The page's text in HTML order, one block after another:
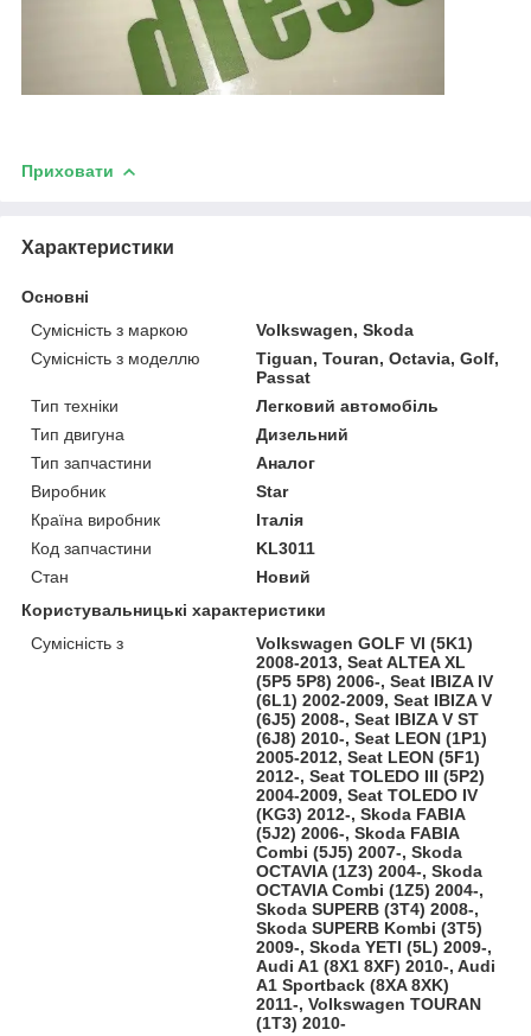
Приховати
Характеристики
Основні
Сумісність з маркою
Volkswagen, Skoda
Сумісність з моделлю
Tiguan, Touran, Octavia, Golf,
Passat
Тип техніки
Легковий автомобіль
Тип двигуна
Дизельний
Тип запчастини
Аналог
Виробник
Star
Країна виробник
Італія
Код запчастини
KL3011
Стан
Новий
Користувальницькі характеристики
Сумісність з
Volkswagen GOLF VI (5K1)
2008-2013, Seat ALTEA XL
(5P5 5P8) 2006-, Seat IBIZA IV
(6L1) 2002-2009, Seat IBIZA V
(6J5) 2008-, Seat IBIZA V ST
(6J8) 2010-, Seat LEON (1P1)
2005-2012, Seat LEON (5F1)
2012-, Seat TOLEDO III (5P2)
2004-2009, Seat TOLEDO IV
(KG3) 2012-, Skoda FABIA
(5J2) 2006-, Skoda FABIA
Combi (5J5) 2007-, Skoda
OCTAVIA (1Z3) 2004-, Skoda
OCTAVIA Combi (1Z5) 2004-,
Skoda SUPERB (3T4) 2008-,
Skoda SUPERB Kombi (3T5)
2009-, Skoda YETI (5L) 2009-,
Audi A1 (8X1 8XF) 2010-, Audi
A1 Sportback (8XA 8XK)
2011-, Volkswagen TOURAN
(1T3) 2010-